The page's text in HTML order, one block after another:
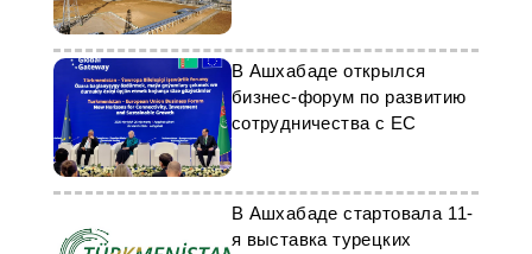
В Ашхабаде открылся
бизнес-форум по развитию
сотрудничества с ЕС
В Ашхабаде стартовала 11-
я выставка турецких